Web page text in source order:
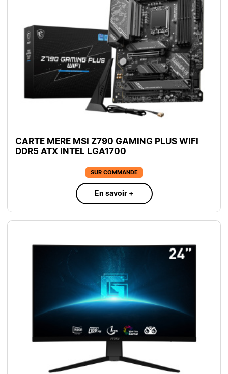
CARTE MERE MSI Z790 GAMING PLUS WIFI
DDR5 ATX INTEL LGA1700
SUR COMMANDE
En savoir +